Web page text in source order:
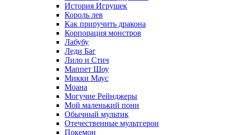
История Игрушек
Король лев
Как приручить дракона
Корпорация монстров
Лабубу
Леди Баг
Лило и Стич
Маппет Шоу
Микки Маус
Моана
Могучие Рейнджеры
Мой маленький пони
Обычный мультик
Отечественные мультгерои
Покемон